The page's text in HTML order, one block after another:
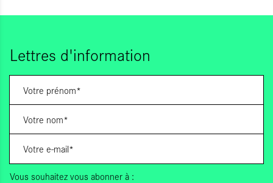
Lettres d'information
Vous souhaitez vous abonner à :